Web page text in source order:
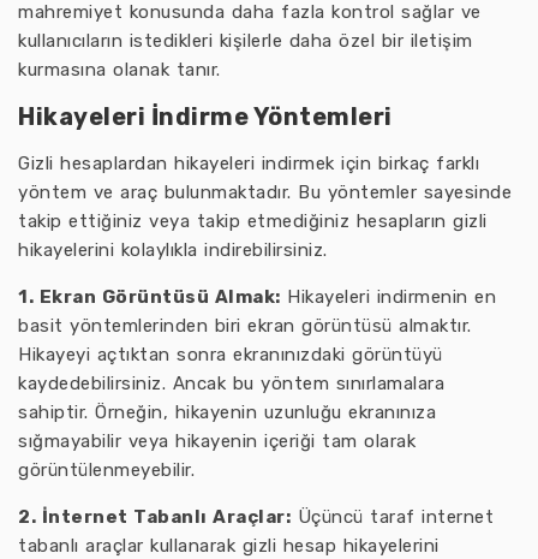
mahremiyet konusunda daha fazla kontrol sağlar ve
kullanıcıların istedikleri kişilerle daha özel bir iletişim
kurmasına olanak tanır.
Hikayeleri İndirme Yöntemleri
Gizli hesaplardan hikayeleri indirmek için birkaç farklı
yöntem ve araç bulunmaktadır. Bu yöntemler sayesinde
takip ettiğiniz veya takip etmediğiniz hesapların gizli
hikayelerini kolaylıkla indirebilirsiniz.
1. Ekran Görüntüsü Almak: Hikayeleri indirmenin en
basit yöntemlerinden biri ekran görüntüsü almaktır.
Hikayeyi açtıktan sonra ekranınızdaki görüntüyü
kaydedebilirsiniz. Ancak bu yöntem sınırlamalara
sahiptir. Örneğin, hikayenin uzunluğu ekranınıza
sığmayabilir veya hikayenin içeriği tam olarak
görüntülenmeyebilir.
2. İnternet Tabanlı Araçlar: Üçüncü taraf internet
tabanlı araçlar kullanarak gizli hesap hikayelerini